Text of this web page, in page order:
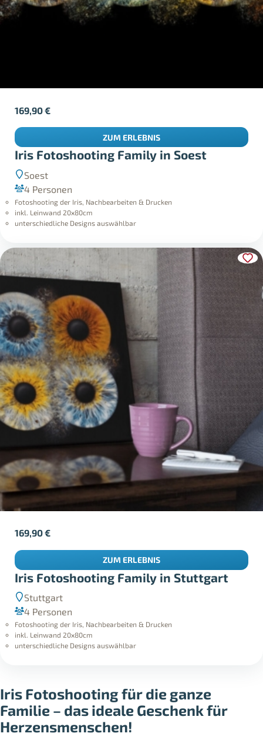
Iris Fotoshooting Family in Soest
Soest
4 Personen
Fotoshooting der Iris, Nachbearbeiten & Drucken
inkl. Leinwand 20x80cm
unterschiedliche Designs auswählbar
169,90€
ZUM ERLEBNIS
Iris Fotoshooting Family in Stuttgart
Stuttgart
4 Personen
Fotoshooting der Iris, Nachbearbeiten & Drucken
inkl. Leinwand 20x80cm
unterschiedliche Designs auswählbar
169,90€
ZUM ERLEBNIS
Iris Fotoshooting für die ganze
Familie – das ideale Geschenk für
Herzensmenschen!